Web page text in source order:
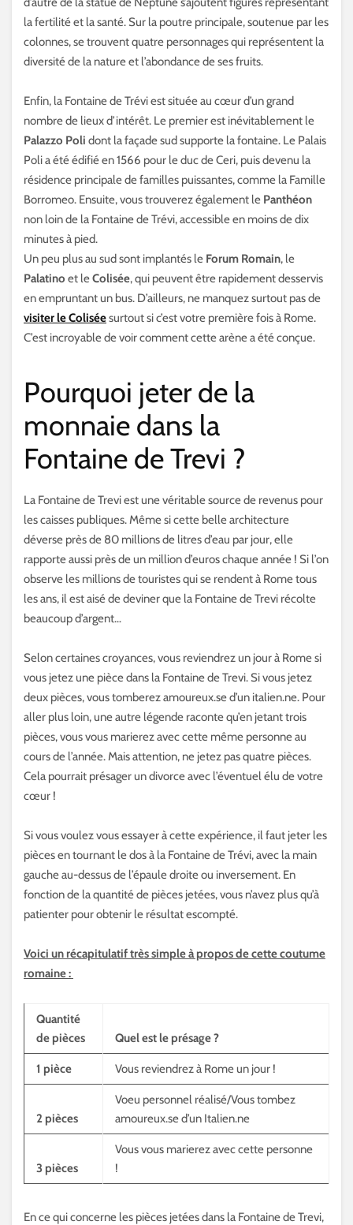
la fertilité et la santé. Sur la poutre principale, soutenue par les
colonnes, se trouvent quatre personnages qui représentent la
diversité de la nature et l’abondance de ses fruits.
Enfin, la Fontaine de Trévi est située au cœur d’un grand
nombre de lieux d’intérêt. Le premier est inévitablement le
Palazzo Poli dont la façade sud supporte la fontaine. Le Palais
Poli a été édifié en 1566 pour le duc de Ceri, puis devenu la
résidence principale de familles puissantes, comme la Famille
Borromeo. Ensuite, vous trouverez également le Panthéon
non loin de la Fontaine de Trévi, accessible en moins de dix
minutes à pied.
Un peu plus au sud sont implantés le Forum Romain, le
Palatino et leColisée, qui peuvent être rapidement desservis
en empruntant un bus. D’ailleurs, ne manquez surtout pas de
visiter le Coliséesurtout si c’est votre première fois à Rome.
C’est incroyable de voir comment cette arène a été conçue.
Pourquoi jeter de la
monnaie dans la
Fontaine de Trevi ?
La Fontaine de Trevi est une véritable source de revenus pour
les caisses publiques. Même si cette belle architecture
déverse près de 80 millions de litres d’eau par jour, elle
rapporte aussi près de un million d’euros chaque année ! Si l’on
observe les millions de touristes qui se rendent à Rome tous
les ans, il est aisé de deviner que la Fontaine de Trevi récolte
beaucoup d’argent…
Selon certaines croyances, vous reviendrez un jour à Rome si
vous jetez une pièce dans la Fontaine de Trevi. Si vous jetez
deux pièces, vous tomberez amoureux.se d’un italien.ne. Pour
aller plus loin, une autre légende raconte qu’en jetant trois
pièces, vous vous marierez avec cette même personne au
cours de l’année. Mais attention, ne jetez pas quatre pièces.
Cela pourrait présager un divorce avec l’éventuel élu de votre
cœur !
Si vous voulez vous essayer à cette expérience, il faut jeter les
pièces en tournant le dos à la Fontaine de Trévi, avec la main
gauche au-dessus de l’épaule droite ou inversement. En
fonction de la quantité de pièces jetées, vous n’avez plus qu’à
patienter pour obtenir le résultat escompté.
Voici un récapitulatif très simple à propos de cette coutume
romaine :
Quantité
de pièces
Quel est le présage ?
1 pièce Vous reviendrez à Rome un jour !
2 pièces
Voeu personnel réalisé/Vous tombez
amoureux.se d’un Italien.ne
3 pièces
Vous vous marierez avec cette personne
!
En ce qui concerne les pièces jetées dans la Fontaine de Trevi,